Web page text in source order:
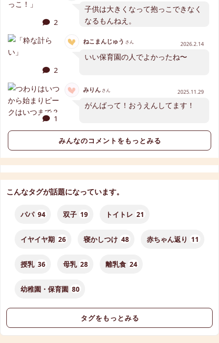
2
子供は大きくなって抱っこできなく
なるもんねえ。
2
ねこまんじゅう さん 2026.2.14
いい保育園の人でよかったね〜
1
みりんさん 2025.11.29
がんばって！おうえんしてます！
みんなのコメントをもっとみる
こんなタグが話題になっています。
パパ 94 双子 19 トイトレ 21
イヤイヤ期 26 寝かしつけ 48 赤ちゃん返り 11
授乳 36 母乳 28 離乳食 24
幼稚園・保育園 80
タグをもっとみる